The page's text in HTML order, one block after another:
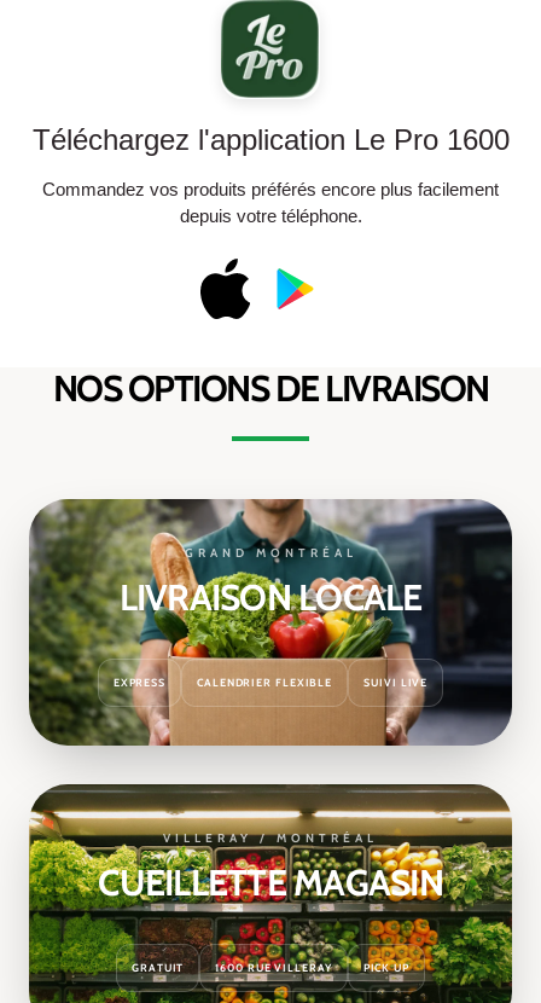
Téléchargez l'application Le Pro 1600
Commandez vos produits préférés encore plus facilement
depuis votre téléphone.
NOS OPTIONS DE LIVRAISON
GRAND MONTRÉAL
LIVRAISON LOCALE
EXPRESS CALENDRIER FLEXIBLE SUIVI LIVE
VILLERAY / MONTRÉAL
CUEILLETTE MAGASIN
GRATUIT 1600 RUE VILLERAY PICK UP